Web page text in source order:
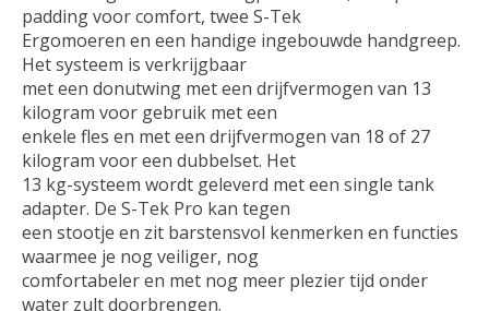
padding voor comfort, twee S-Tek
Ergomoeren en een handige ingebouwde handgreep.
Het systeem is verkrijgbaar
met een donutwing met een drijfvermogen van 13
kilogram voor gebruik met een
enkele fles en met een drijfvermogen van 18 of 27
kilogram voor een dubbelset. Het
13 kg-systeem wordt geleverd met een single tank
adapter. De S-Tek Pro kan tegen
een stootje en zit barstensvol kenmerken en functies
waarmee je nog veiliger, nog
comfortabeler en met nog meer plezier tijd onder
water zult doorbrengen.